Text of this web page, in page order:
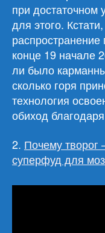
при достаточном
для этого.
конце 19 начале
ли было
сколько горя
технология
обиход
2. Почему
суперфуд для